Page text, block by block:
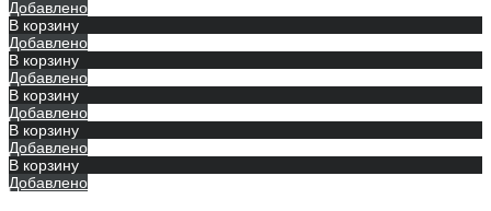
Добавлено
В корзину
Добавлено
В корзину
Добавлено
В корзину
Добавлено
В корзину
Добавлено
В корзину
Добавлено